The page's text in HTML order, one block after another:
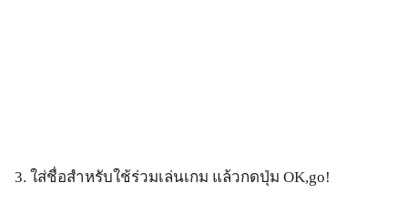
3. ใส่ชื่อสำหรับใช้ร่วมเล่นเกม แล้วกดปุ่ม OK,go!